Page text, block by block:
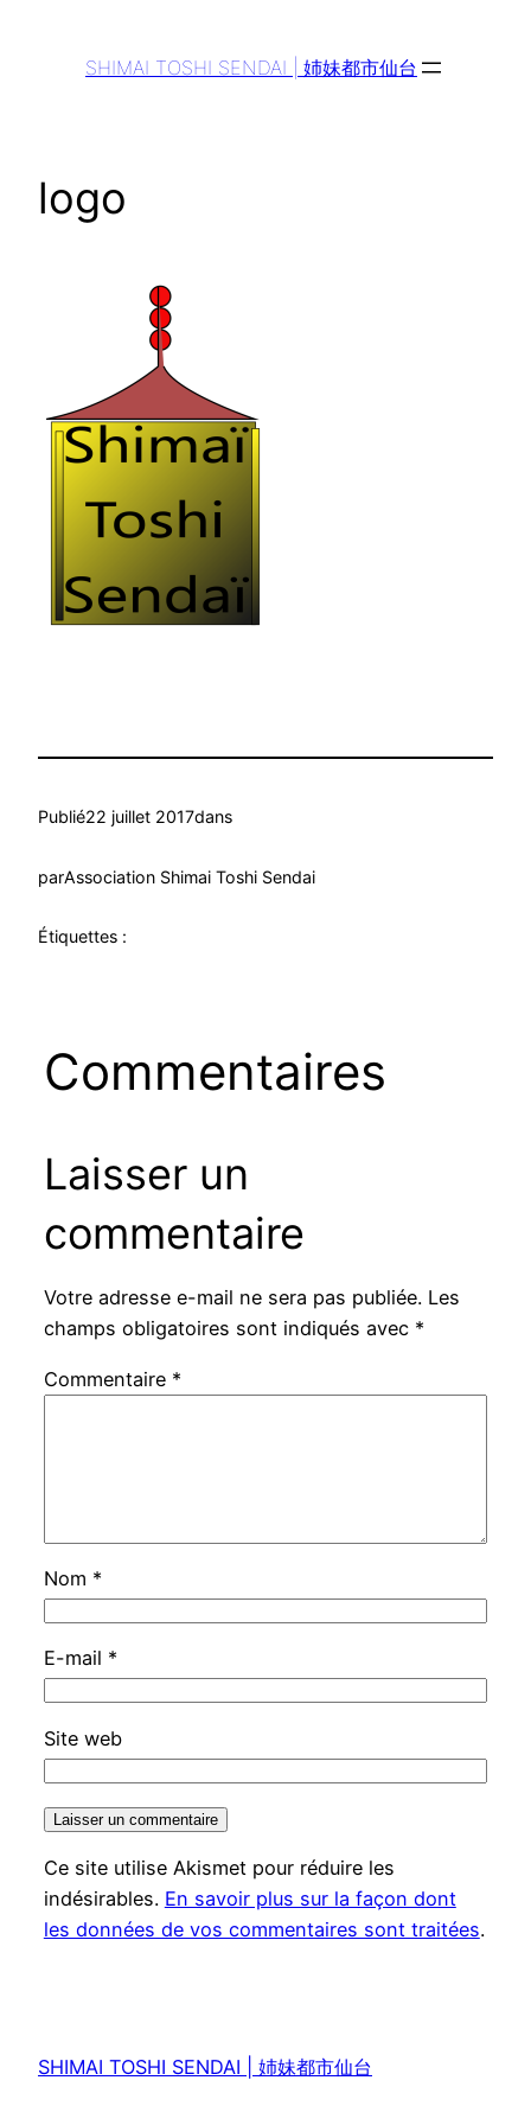
SHIMAI TOSHI SENDAI | 姉妹都市仙台
logo
Publié22 juillet 2017dans
parAssociation Shimai Toshi Sendai
Étiquettes :
Commentaires
Laisser un
commentaire
Votre adresse e-mail ne sera pas publiée. Les
champs obligatoires sont indiqués avec *
Commentaire *
Nom *
E-mail *
Site web
Ce site utilise Akismet pour réduire les
indésirables. En savoir plus sur la façon dont
les données de vos commentaires sont traitées.
SHIMAI TOSHI SENDAI | 姉妹都市仙台